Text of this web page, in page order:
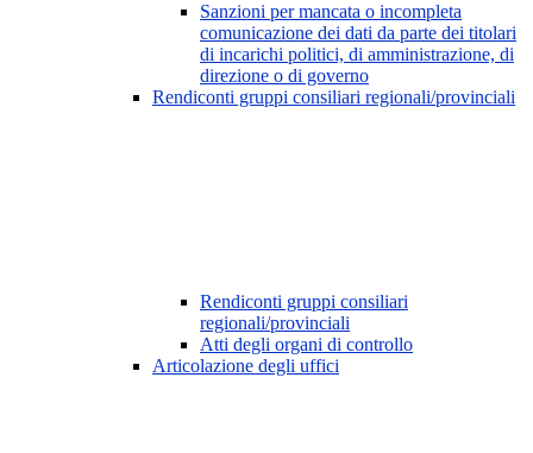
Sanzioni per mancata o incompleta
comunicazione dei dati da parte dei titolari
di incarichi politici, di amministrazione, di
direzione o di governo
Rendiconti gruppi consiliari regionali/provinciali
Rendiconti gruppi consiliari
regionali/provinciali
Atti degli organi di controllo
Articolazione degli uffici